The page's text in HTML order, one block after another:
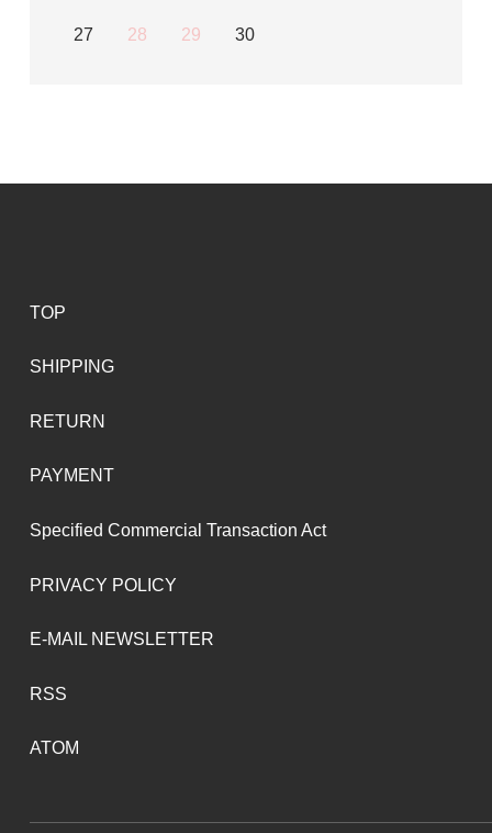
27 28 29 30
TOP
SHIPPING
RETURN
PAYMENT
Specified Commercial Transaction Act
PRIVACY POLICY
E-MAIL NEWSLETTER
RSS
ATOM